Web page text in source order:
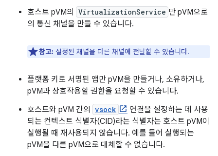
호스트 pVM의
VirtualizationService 만 pVM으로
의 통신 채널을 만들 수 있습니다.
참고: 설정된 채널을 다른 채널에 전달할 수 있습니다.
플랫폼 키로 서명된 앱만 pVM을 만들거나, 소유하거나,
pVM과 상호작용할 권한을 요청할 수 있습니다.
호스트와 pVM 간의
vsock
연결을 설정하는 데 사용
되는 컨텍스트 식별자(CID)라는 식별자는 호스트 pVM이
실행될 때 재사용되지 않습니다. 예를 들어 실행되는
pVM을 다른 pVM으로 대체할 수 없습니다.